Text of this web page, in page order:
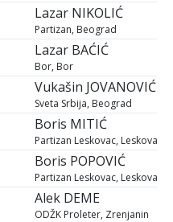
Lazar NIKOLIĆ
Partizan, Beograd
Lazar BAĆIĆ
Bor, Bor
Vukašin JOVANOVIĆ
Sveta Srbija, Beograd
Boris MITIĆ
Partizan Leskovac, Leskovac
Boris POPOVIĆ
Partizan Leskovac, Leskovac
Alek DEME
ODŽK Proleter, Zrenjanin